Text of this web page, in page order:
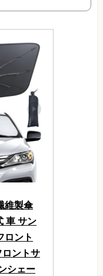
維製傘
車 サン
ロント
ロントサ
シェー